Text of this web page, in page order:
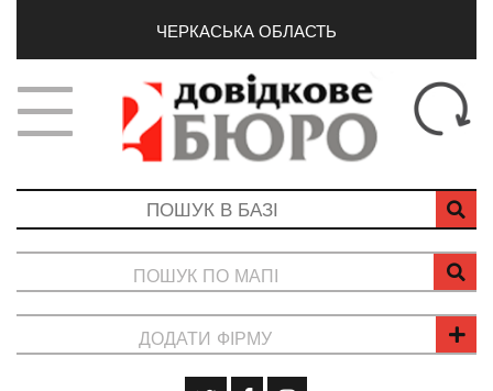
ЧЕРКАСЬКА ОБЛАСТЬ
ПОШУК ПО МАПІ
ДОДАТИ ФІРМУ